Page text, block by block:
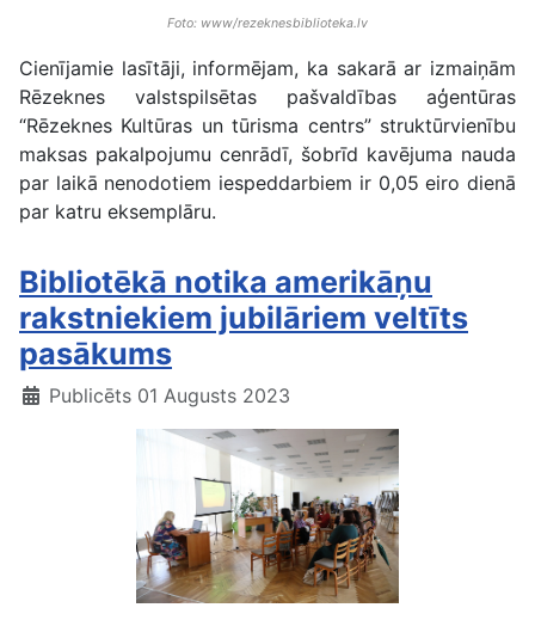
Foto: www/rezeknesbiblioteka.lv
Cienījamie lasītāji, informējam, ka sakarā ar izmaiņām
Rēzeknes valstspilsētas pašvaldības aģentūras
“Rēzeknes Kultūras un tūrisma centrs” struktūrvienību
maksas pakalpojumu cenrādī, šobrīd kavējuma nauda
par laikā nenodotiem iespeddarbiem ir 0,05 eiro dienā
par katru eksemplāru.
Bibliotēkā notika amerikāņu
rakstniekiem jubilāriem veltīts
pasākums
Publicēts 01 Augusts 2023